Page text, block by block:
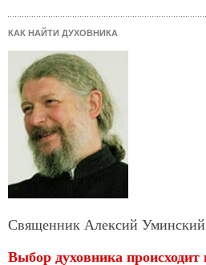
КАК НАЙТИ ДУХОВНИКА
Священник Алексий Уминский
Выбор духовника происходит